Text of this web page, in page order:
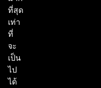
ที่สุด
เท่า
ที่
จะ
เป็น
ไป
ได้